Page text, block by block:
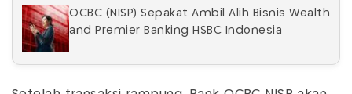
OCBC (NISP) Sepakat Ambil Alih Bisnis Wealth
and Premier Banking HSBC Indonesia